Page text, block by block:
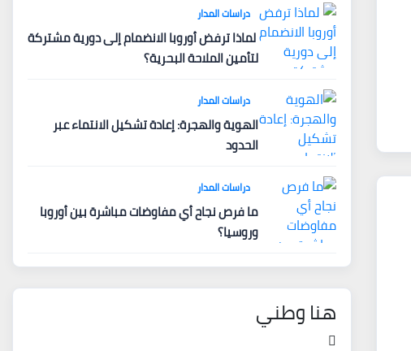
دراسات المدار
لماذا ترفض أوروبا الانضمام إلى دورية مشتركة
لتأمين الملاحة البحرية؟
دراسات المدار
الهوية والهجرة: إعادة تشكيل الانتماء عبر
الحدود
دراسات المدار
ما فرص نجاح أي مفاوضات مباشرة بين أوروبا
وروسيا؟
هنا وطني